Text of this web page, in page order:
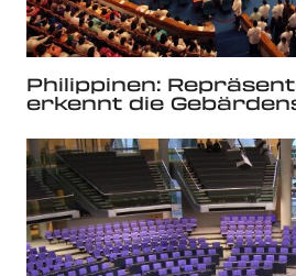
Philippinen:
erkennt die